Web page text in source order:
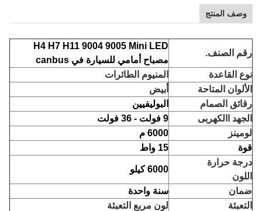
وصف المنتج
رقم الصنف.
H4 H7 H11 9004 9005 Mini LED
مصباح أمامي للسيارة في canbus
نوع القاعدة
المنيوم الطائرات
الألوان المتاحة
أبيض
رقائق الصمام
البوليفيين
الجهد االكهربى
9 فولت - 36 فولت
لومينز
6000 م
قوة
15 واط
درجة حرارة
اللون
6000 كيلو
ضمان
سنة واحدة
التعبئة
لون مربع التعبئة